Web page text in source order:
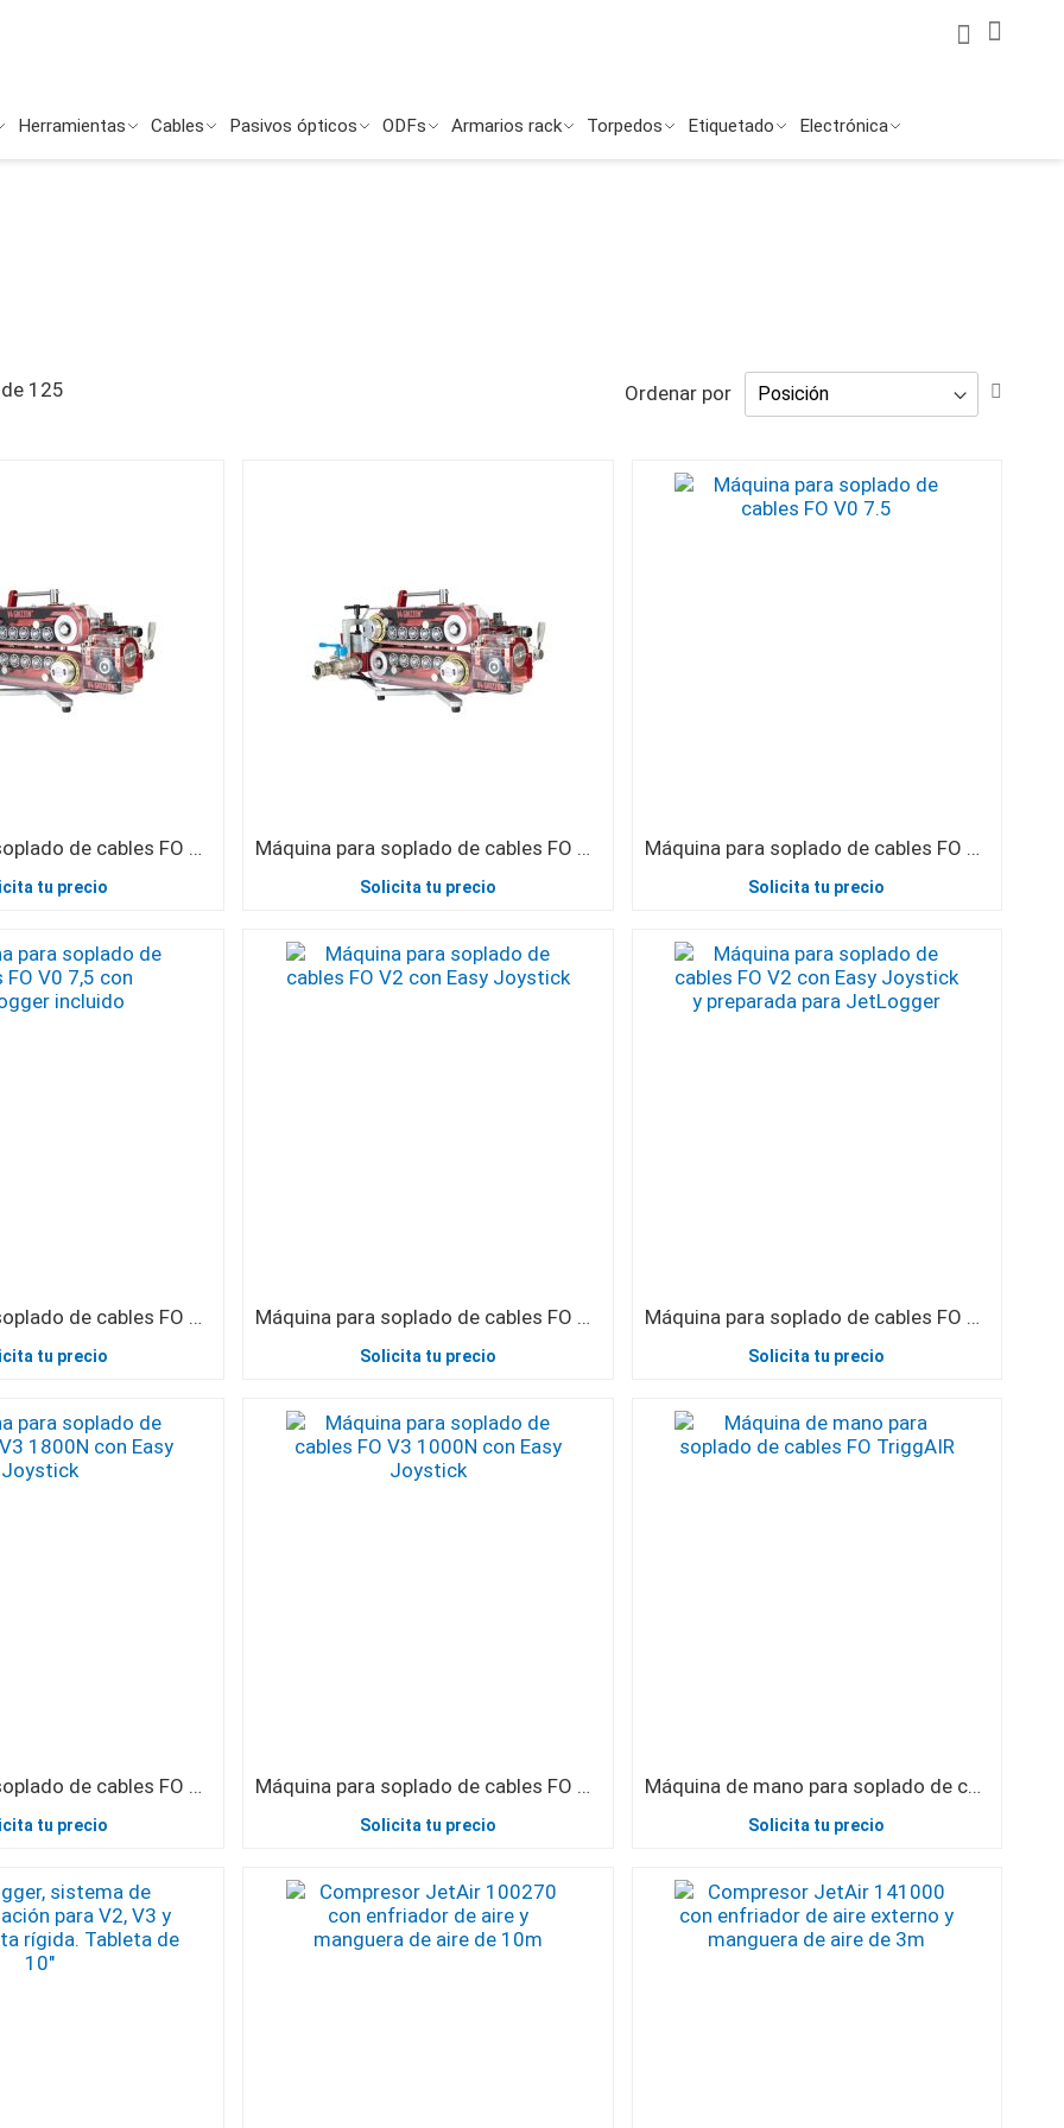
Mi Cuenta
Buscar
Herramientas Cables Pasivos ópticos ODFs Armarios rack Torpedos Etiquetado Electrónica
125 Ordenar por
Máquina para soplado de cables FO V4 Grizzon de doble engranaje con Easy Joystick
tu precio
Máquina para soplado de cables FO V4 Grizzon de doble engranaje con Easy Joystick y preparada para JetLogger
Solicita tu precio
Máquina para soplado de cables FO V0 7.5
Solicita tu precio
Máquina para soplado de cables FO V0 7,5 con JetLogger incluido
tu precio
Máquina para soplado de cables FO V2 con Easy Joystick
Solicita tu precio
Máquina para soplado de cables FO V2 con Easy Joystick y preparada para JetLogger
Solicita tu precio
Máquina para soplado de cables FO V3 1800N con Easy Joystick
tu precio
Máquina para soplado de cables FO V3 1000N con Easy Joystick
Solicita tu precio
Máquina de mano para soplado de cables FO TriggAIR
Solicita tu precio